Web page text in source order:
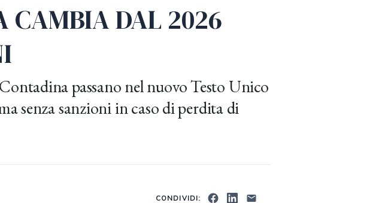
CAMBIA DAL 2026
passano nel nuovo Testo Unico
senza sanzioni in caso di perdita di
CONDIVIDI: